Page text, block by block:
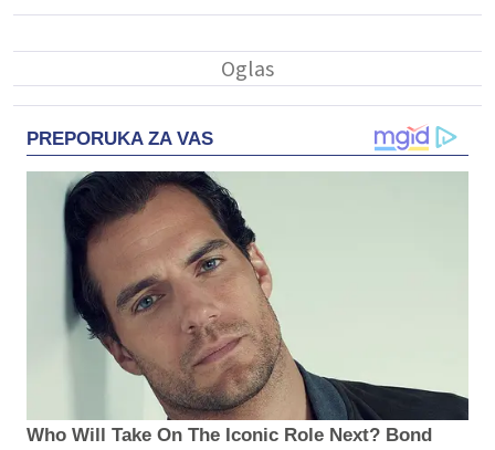
PREPORUKA ZA VAS
Who Will Take On The Iconic Role Next? Bond